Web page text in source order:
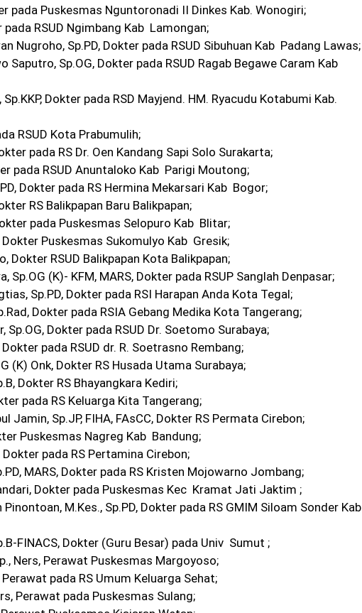
pada Puskesmas Nguntoronadi II Dinkes Kab. Wonogiri;
RSUD Ngimbang Kab Lamongan;
Nugroho, Sp.PD, Dokter pada RSUD Sibuhuan Kab Padang Lawas;
Saputro, Sp.OG, Dokter pada RSUD Ragab Begawe Caram Kab
Dokter pada RSD Mayjend. HM. Ryacudu Kotabumi Kab.
RSUD Kota Prabumulih;
pada RS Dr. Oen Kandang Sapi Solo Surakarta;
pada RSUD Anuntaloko Kab Parigi Moutong;
Dokter pada RS Hermina Mekarsari Kab Bogor;
RS Balikpapan Baru Balikpapan;
pada Puskesmas Selopuro Kab Blitar;
Puskesmas Sukomulyo Kab Gresik;
Dokter RSUD Balikpapan Kota Balikpapan;
Sp.OG (K)- KFM, MARS, Dokter pada RSUP Sanglah Denpasar;
Sp.PD, Dokter pada RSI Harapan Anda Kota Tegal;
Dokter pada RSIA Gebang Medika Kota Tangerang;
Sp.OG, Dokter pada RSUD Dr. Soetomo Surabaya;
pada RSUD dr. R. Soetrasno Rembang;
(K) Onk, Dokter RS Husada Utama Surabaya;
Dokter RS Bhayangkara Kediri;
pada RS Keluarga Kita Tangerang;
Jamin, Sp.JP, FIHA, FAsCC, Dokter RS Permata Cirebon;
Puskesmas Nagreg Kab Bandung;
pada RS Pertamina Cirebon;
MARS, Dokter pada RS Kristen Mojowarno Jombang;
Dokter pada Puskesmas Kec Kramat Jati Jaktim ;
M.Kes., Sp.PD, Dokter pada RS GMIM Siloam Sonder Kab
FINACS, Dokter (Guru Besar) pada Univ Sumut ;
Ners, Perawat Puskesmas Margoyoso;
pada RS Umum Keluarga Sehat;
Perawat pada Puskesmas Sulang;